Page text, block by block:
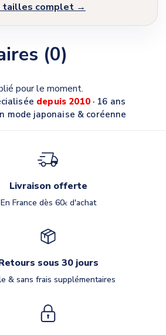
tailles complet →
(0)
pour le moment.
depuis 2010· 16 ans
mode japonaise & coréenne
Livraison offerte
En France dès 60€d'achat
sous 30 jours
& sans frais supplémentaires